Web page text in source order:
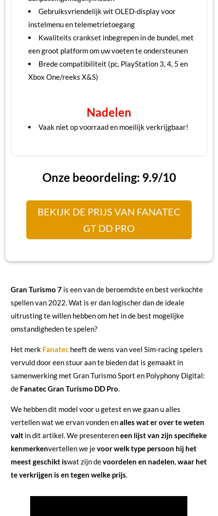
Gebruiksvriendelijk wit OLED-display voor
instelmenu en telemetrietoegang
Kwaliteits crankset inbegrepen in de bundel, met
een groot platform om uw voeten te ondersteunen
Brede compatibiliteit (pc, PlayStation 3, 4, 5 en
Xbox One/reeks X&S)
Nadelen
Vaak niet op voorraad en moeilijk verkrijgbaar!
Onze beoordeling: 9.9/10
BEKIJK DE PRIJS VAN FANATEC
GT DD PRO
Gran Turismo 7is een van de beroemdste en best verkochte
spellen van 2022. Wat is er dan logischer dan de ideale
uitrusting te willen hebben om het in de best mogelijke
omstandigheden te spelen?
Het merk Fanatec heeft de wens van veel Sim-racing spelers
vervuld door een stuur aan te bieden dat is gemaakt in
samenwerking met Gran Turismo Sport en Polyphony Digital:
de Fanatec Gran Turismo DD Pro.
We hebben dit model voor u getest en we gaan u alles
vertellen wat we ervan vonden enalles wat er over te weten
valtin dit artikel. We presentereneen lijst van zijn specifieke
kenmerkenvertellen we jevoor welk type persoon hij het
meest geschikt iswat zijn devoordelen en nadelen,waar het
te verkrijgen is en tegen welke prijs.